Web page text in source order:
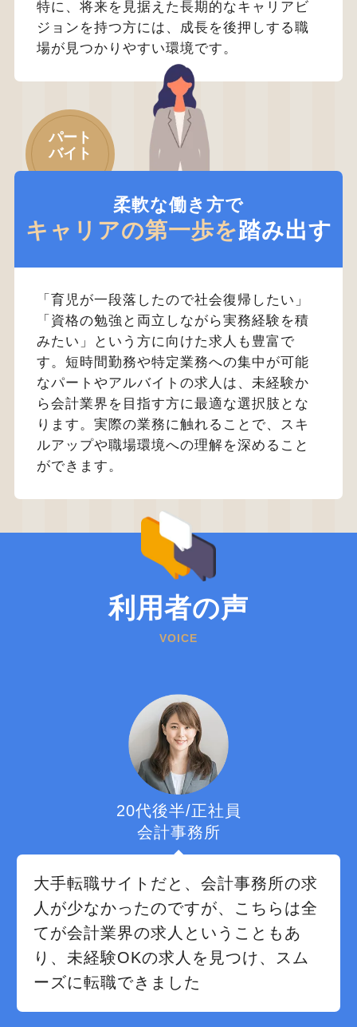
特に、将来を見据えた長期的なキャリアビ
ジョンを持つ方には、成長を後押しする職
場が見つかりやすい環境です。
パート
バイト
柔軟な働き方で
キャリアの第一歩を踏み出す
「育児が一段落したので社会復帰したい」
「資格の勉強と両立しながら実務経験を積
みたい」という方に向けた求人も豊富で
す。短時間勤務や特定業務への集中が可能
なパートやアルバイトの求人は、未経験か
ら会計業界を目指す方に最適な選択肢とな
ります。実際の業務に触れることで、スキ
ルアップや職場環境への理解を深めること
ができます。
利用者の声
VOICE
20代後半/正社員
会計事務所
大手転職サイトだと、会計事務所の求
人が少なかったのですが、こちらは全
てが会計業界の求人ということもあ
り、未経験OKの求人を見つけ、スム
ーズに転職できました